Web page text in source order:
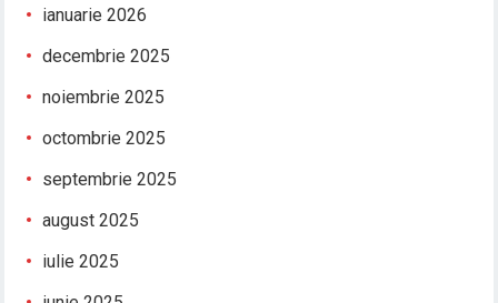
ianuarie 2026
decembrie 2025
noiembrie 2025
octombrie 2025
septembrie 2025
august 2025
iulie 2025